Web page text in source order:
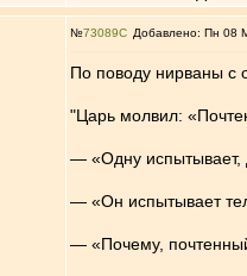
№73089 Добавлено: Пн 08
По поводу нирваны с
"Царь молвил:
— «Одну испытывает,
— «Он испытывает
— «Почему,